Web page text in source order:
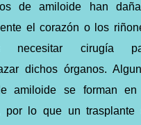
de amiloide han
el corazón o los
necesitar cirugía
dichos órganos.
amiloide se forman en
por lo que un trasplante